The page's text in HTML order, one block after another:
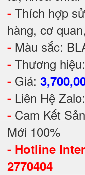
- Thích hợp
hàng, cơ
- Màu sắc:
- Thương
- Giá:
- Liên Hệ
- Cam Kết
Mới 100%
- Hotline
2770404